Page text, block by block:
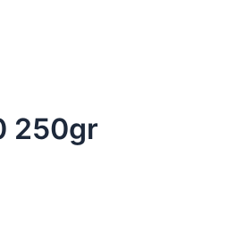
250gr